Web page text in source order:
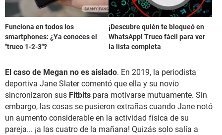
Funciona en todos los
smartphones: ¿Ya conoces el
"truco 1-2-3"?
¡Descubre quién te bloqueó en
WhatsApp! Truco fácil para ver
la lista completa
El caso de Megan no es aislado. En 2019, la periodista
deportiva Jane Slater comentó que ella y su novio
sincronizaron sus Fitbits para motivarse mutuamente. Sin
embargo, las cosas se pusieron extrañas cuando Jane notó
un aumento considerable en la actividad física de su
pareja... ¡a las cuatro de la mañana! Quizás solo salía a